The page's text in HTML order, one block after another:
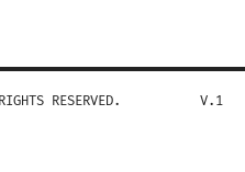
RESERVED. V.1